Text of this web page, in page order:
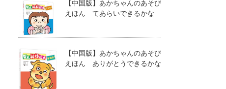
【中国版】あかちゃんのあそび
えほん てあらいできるかな
【中国版】あかちゃんのあそび
えほん ありがとうできるかな